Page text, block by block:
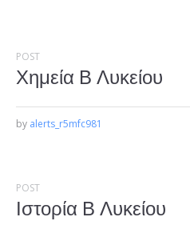
POST
Χημεία Β Λυκείου
by alerts_r5mfc981
POST
Ιστορία Β Λυκείου